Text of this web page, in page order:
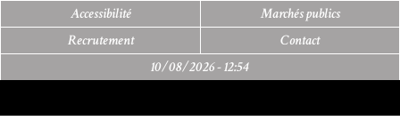
Accessibilité
Marchés publics
Recrutement
Contact
10/08/2026 -12:54